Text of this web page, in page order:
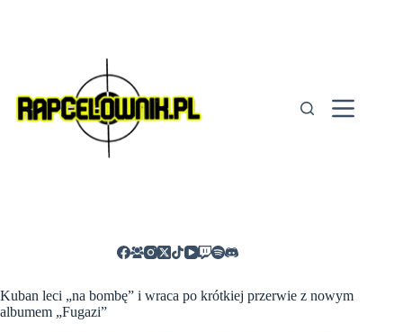
Kuban leci „na bombę” i wraca po krótkiej przerwie z nowym
albumem „Fugazi”